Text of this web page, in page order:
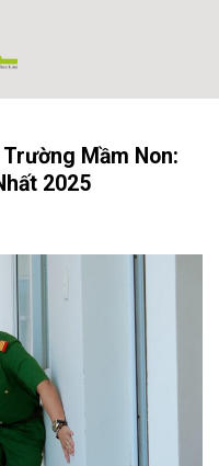
Mầm Non:
2025